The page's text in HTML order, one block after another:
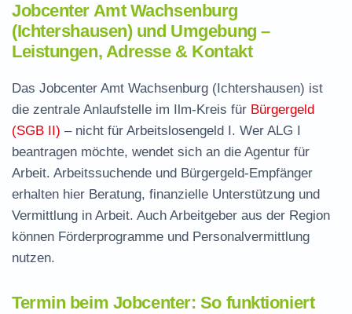
Jobcenter Amt Wachsenburg
(Ichtershausen) und Umgebung –
Leistungen, Adresse & Kontakt
Das Jobcenter Amt Wachsenburg (Ichtershausen) ist
die zentrale Anlaufstelle im Ilm-Kreis für Bürgergeld
(SGB II) – nicht für Arbeitslosengeld I. Wer ALG I
beantragen möchte, wendet sich an die Agentur für
Arbeit. Arbeitssuchende und Bürgergeld-Empfänger
erhalten hier Beratung, finanzielle Unterstützung und
Vermittlung in Arbeit. Auch Arbeitgeber aus der Region
können Förderprogramme und Personalvermittlung
nutzen.
Termin beim Jobcenter: So funktioniert